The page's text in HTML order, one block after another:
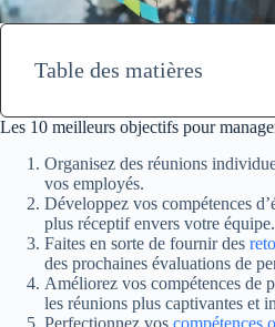
Table des matières
Les 10 meilleurs objectifs pour
Organisez des réunions
vos employés.
Développez vos compétences
plus réceptif envers votre équipe.
Faites en sorte de fournir des
des prochaines évaluations de
Améliorez vos compétences de
les réunions plus captivantes et
Perfectionnez vos compétences